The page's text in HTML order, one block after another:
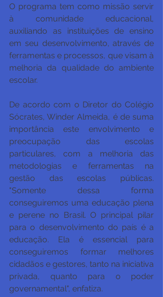
O programa tem como missão servir
à comunidade educacional,
auxiliando as instituições de ensino
em seu desenvolvimento, através de
ferramentas e processos, que visam à
melhoria da qualidade do ambiente
escolar.
De acordo com o Diretor do Colégio
Sócrates, Winder Almeida, é de suma
importância este envolvimento e
preocupação das escolas
particulares, com a melhoria das
metodologias e ferramentas na
gestão das escolas públicas.
"Somente dessa forma
conseguiremos uma educação plena
e perene no Brasil. O principal pilar
para o desenvolvimento do país é a
educação. Ela é essencial para
conseguiremos formar melhores
cidadãos e gestores, tanto na iniciativa
privada, quanto para o poder
governamental", enfatiza.